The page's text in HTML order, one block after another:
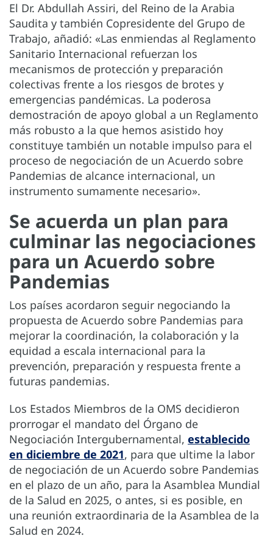
El Dr. Abdullah Assiri, del Reino de la Arabia
Saudita y también Copresidente del Grupo de
Trabajo, añadió: «Las enmiendas al Reglamento
Sanitario Internacional refuerzan los
mecanismos de protección y preparación
colectivas frente a los riesgos de brotes y
emergencias pandémicas. La poderosa
demostración de apoyo global a un Reglamento
más robusto a la que hemos asistido hoy
constituye también un notable impulso para el
proceso de negociación de un Acuerdo sobre
Pandemias de alcance internacional, un
instrumento sumamente necesario».
Se acuerda un plan para
culminar las negociaciones
para un Acuerdo sobre
Pandemias
Los países acordaron seguir negociando la
propuesta de Acuerdo sobre Pandemias para
mejorar la coordinación, la colaboración y la
equidad a escala internacional para la
prevención, preparación y respuesta frente a
futuras pandemias.
Los Estados Miembros de la OMS decidieron
prorrogar el mandato del Órgano de
Negociación Intergubernamental, establecido
en diciembre de 2021, para que ultime la labor
de negociación de un Acuerdo sobre Pandemias
en el plazo de un año, para la Asamblea Mundial
de la Salud en 2025, o antes, si es posible, en
una reunión extraordinaria de la Asamblea de la
Salud en 2024.